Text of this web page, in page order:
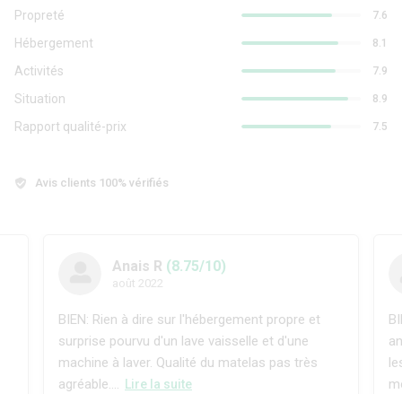
Propreté 7.6
Hébergement 8.1
Activités 7.9
Situation 8.9
Rapport qualité-prix 7.5
Avis clients 100% vérifiés
Anais R (8.75/10)
août 2022
BIEN: Rien à dire sur l'hébergement propre et
surprise pourvu d'un lave vaisselle et d'une
machine à laver. Qualité du matelas pas très
agréable....
Lire la suite